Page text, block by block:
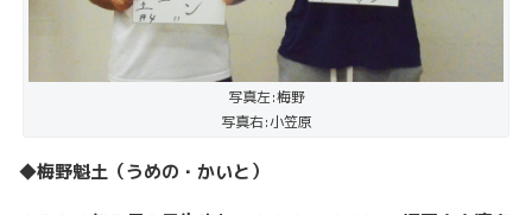
写真左:梅野
写真右:小笠原
◆梅野魁土（うめの・かいと）